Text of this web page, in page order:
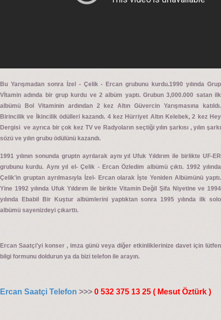
Bu Yarışmadan sonra İzel - Çelik - Ercan grubunu kurdu.1990 yılında Grup
Vİtamin adında bir grup kurdu ve 2 albüm yaptı. Grubun 3,000.000 satan ilk
albümü Bol Vitaminin ardından 2 kez Altın Güvercin Yarışmasına katıldı.
Birincilik ve İkincilik ödülleri kazandı. 4 kez Hürriyet Altın Kelebek, 2 kez Hey
Dergisi ve ayrıca bir çok kez TV ve Radyoların seçtiği yılın şarkısı , yılın şarkı
sözü ve yılın grubu ödülünü kazandı.
1991 yılının sonunda gruptn ayrılarak aynı yıl Ufuk Yıldırım ile birlikte UF-ER
grubunu kurdu. Aynı yıl el- Çelik - Ercan Özledim albümü çıktı. 1992 yılında
Çelik'in gruptan ayrılmasıyla İzel- Ercan olarak İşte Yeniden Albümünü yaptı.
Yine 1992 yılında Ufuk Yıldırım ile birikte Vitamin Değil Şifa Niyetine ve 1994
yılında Ebabil Bir Kuştur albümlerini yaptıktan sonra 1995 yılında ilk solo
albümü sayenizdeyi çıkarttı.
Ercan Saatçi'yi konser , imza günü veya diğer etkinliklerinize davet için lütfen
bilgi formunu doldurun ya da bizi telefon ile arayın.
Ercan Saatçi Telefon >>> 0 532 375 13 25 ( Mesut Öztürk )